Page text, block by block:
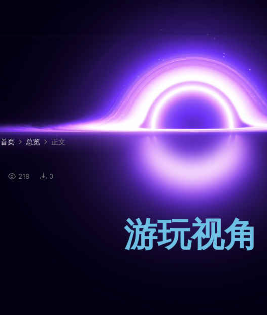
首页 总览 正文
218 0
游玩视角